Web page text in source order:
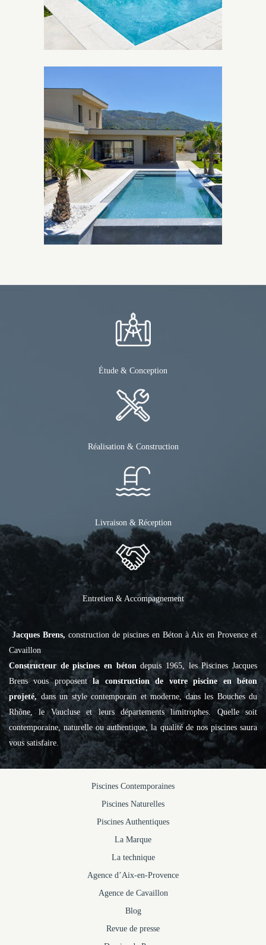
Étude & Conception
Réalisation & Construction
Livraison & Réception
Entretien & Accompagnement
Jacques Brens, construction de piscines en Béton à Aix en Provence et
Cavaillon
Constructeur de piscines en bétondepuis 1965, les Piscines Jacques
Brens vous proposentla construction de votre piscine en béton
projeté, dans un style contemporain et moderne, dans les Bouches du
Rhône, le Vaucluse et leurs départements limitrophes. Quelle soit
contemporaine, naturelle ou authentique, la qualité de nos piscines saura
vous satisfaire.
Piscines Contemporaines
Piscines Naturelles
Piscines Authentiques
La Marque
La technique
Agence d’Aix-en-Provence
Agence de Cavaillon
Blog
Revue de presse